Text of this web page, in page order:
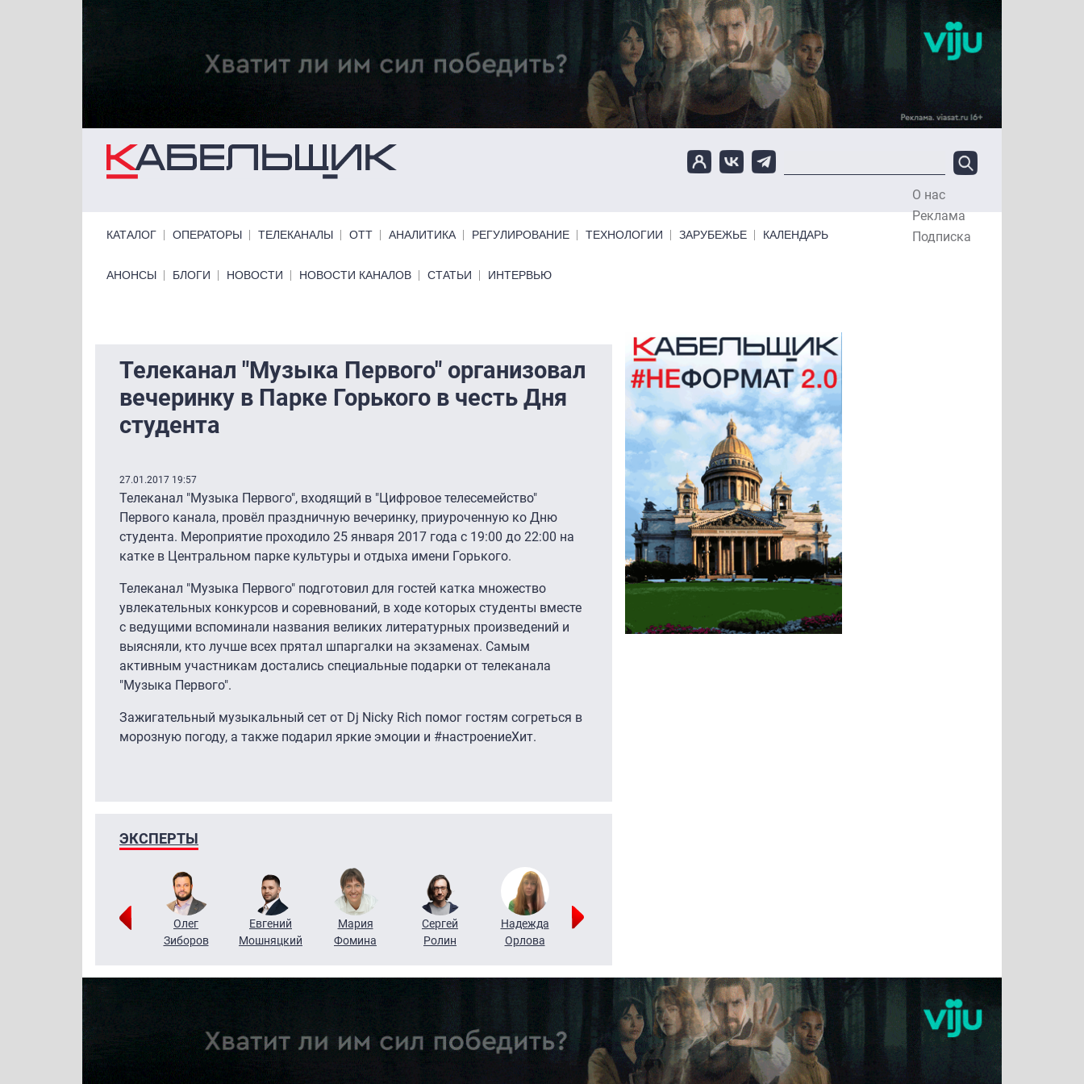
Перейти к основному содержанию
О нас
Реклама
Подписка
КАТАЛОГ ОПЕРАТОРЫ ТЕЛЕКАНАЛЫ ОТТ АНАЛИТИКА РЕГУЛИРОВАНИЕ ТЕХНОЛОГИИ ЗАРУБЕЖЬЕ КАЛЕНДАРЬ
Primary links bottom
АНОНСЫ БЛОГИ НОВОСТИ НОВОСТИ КАНАЛОВ СТАТЬИ ИНТЕРВЬЮ
Телеканал "Музыка Первого" организовал
вечеринку в Парке Горького в честь Дня
студента
27.01.2017 19:57
Телеканал "Музыка Первого", входящий в "Цифровое телесемейство"
Первого канала, провёл праздничную вечеринку, приуроченную ко Дню
студента. Мероприятие проходило 25 января 2017 года с 19:00 до 22:00 на
катке в Центральном парке культуры и отдыха имени Горького.
Телеканал "Музыка Первого" подготовил для гостей катка множество
увлекательных конкурсов и соревнований, в ходе которых студенты вместе
с ведущими вспоминали названия великих литературных произведений и
выясняли, кто лучше всех прятал шпаргалки на экзаменах. Самым
активным участникам достались специальные подарки от телеканала
"Музыка Первого".
Зажигательный музыкальный сет от Dj Nicky Rich помог гостям согреться в
морозную погоду, а также подарил яркие эмоции и #настроениеХит.
ЭКСПЕРТЫ
Григорий
Олег
Зиборов
Евгений
Мошняцкий
Мария
Фомина
Сергей
Ролин
Надежда
Орлова